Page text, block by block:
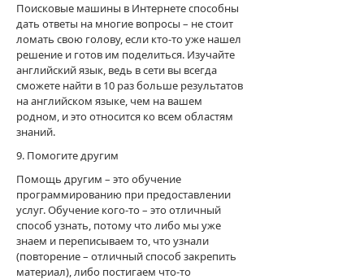
Поисковые машины в Интернете способны
дать ответы на многие вопросы – не стоит
ломать свою голову, если кто-то уже нашел
решение и готов им поделиться. Изучайте
английский язык, ведь в сети вы всегда
сможете найти в 10 раз больше результатов
на английском языке, чем на вашем
родном, и это относится ко всем областям
знаний.
9. Помогите другим
Помощь другим – это обучение
программированию при предоставлении
услуг. Обучение кого-то – это отличный
способ узнать, потому что либо мы уже
знаем и переписываем то, что узнали
(повторение – отличный способ закрепить
материал), либо постигаем что-то